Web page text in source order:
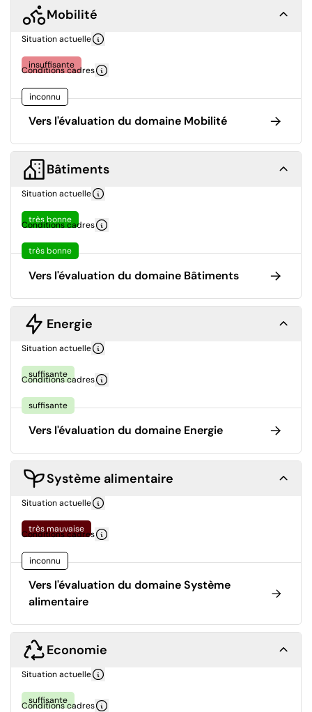
Mobilité
Situation actuelle
insuffisante
Conditions cadres
inconnu
Vers l'évaluation du domaine Mobilité
Bâtiments
Situation actuelle
très bonne
Conditions cadres
très bonne
Vers l'évaluation du domaine Bâtiments
Energie
Situation actuelle
suffisante
Conditions cadres
suffisante
Vers l'évaluation du domaine Energie
Système alimentaire
Situation actuelle
très mauvaise
Conditions cadres
inconnu
Vers l'évaluation du domaine Système
alimentaire
Economie
Situation actuelle
suffisante
Conditions cadres